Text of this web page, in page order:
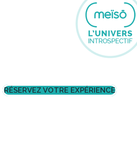
RÉSERVEZ VOTRE EXPÉRIENCE